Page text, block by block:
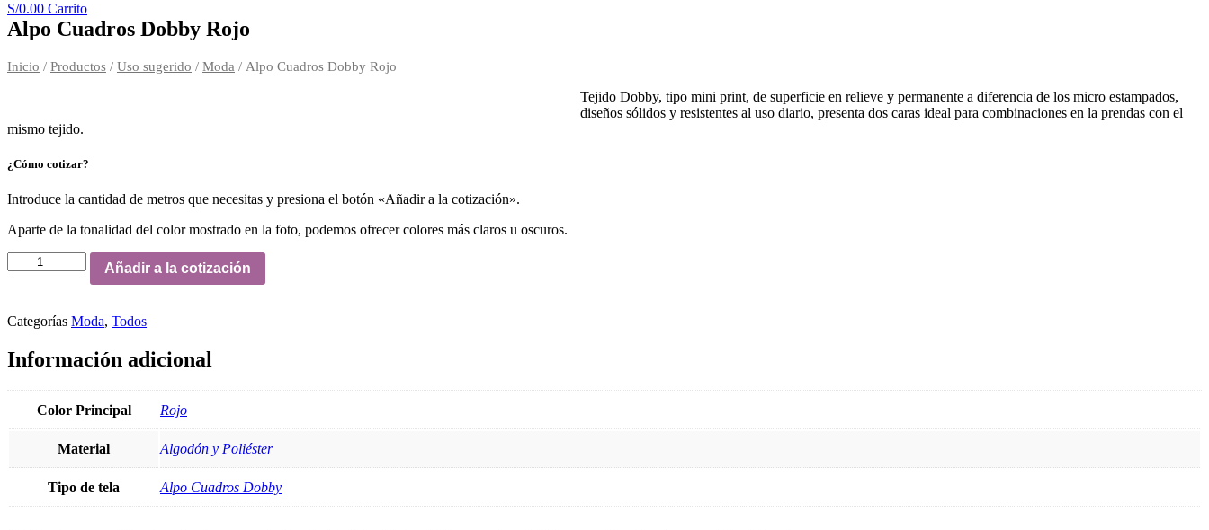
S/0.00 Carrito
Alpo Cuadros Dobby Rojo
Inicio / Productos / Uso sugerido / Moda / Alpo Cuadros Dobby Rojo
Tejido Dobby, tipo mini print, de superficie en relieve y permanente a diferencia de los micro estampados,
diseños sólidos y resistentes al uso diario, presenta dos caras ideal para combinaciones en la prendas con el
mismo tejido.
¿Cómo cotizar?
Introduce la cantidad de metros que necesitas y presiona el botón «Añadir a la cotización».
Aparte de la tonalidad del color mostrado en la foto, podemos ofrecer colores más claros u oscuros.
Cuadros
cantidad
Añadir a la cotización
Categorías Moda, Todos
Información adicional
Color Principal Rojo
Material Algodón y Poliéster
Tipo de tela Alpo Cuadros Dobby